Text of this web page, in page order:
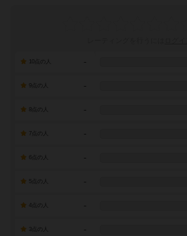
-
-
-
7点の人 -
-
-
-
-